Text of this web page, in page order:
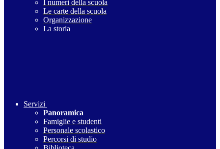
I numeri della scuola
Le carte della scuola
Organizzazione
La storia
Servizi
Panoramica
Famiglie e studenti
Personale scolastico
Percorsi di studio